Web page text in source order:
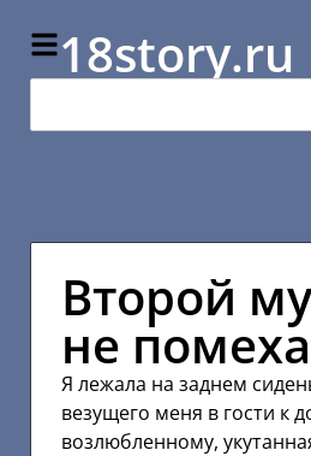
18story.ru
Второй
не помеха
Я лежала на заднем
везущего меня в гости к
возлюбленному,